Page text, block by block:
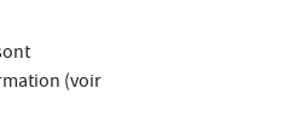
(voir